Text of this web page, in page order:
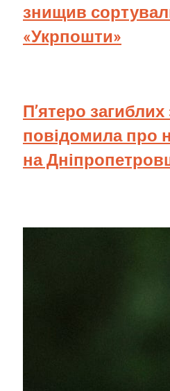
знищив
«Укрпошти»
П’ятеро
повідомила про
на